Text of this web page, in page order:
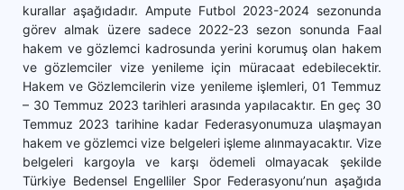
kurallar aşağıdadır. Ampute Futbol 2023-2024 sezonunda
görev almak üzere sadece 2022-23 sezon sonunda Faal
hakem ve gözlemci kadrosunda yerini korumuş olan hakem
ve gözlemciler vize yenileme için müracaat edebilecektir.
Hakem ve Gözlemcilerin vize yenileme işlemleri, 01 Temmuz
– 30 Temmuz 2023 tarihleri arasında yapılacaktır. En geç 30
Temmuz 2023 tarihine kadar Federasyonumuza ulaşmayan
hakem ve gözlemci vize belgeleri işleme alınmayacaktır. Vize
belgeleri kargoyla ve karşı ödemeli olmayacak şekilde
Türkiye Bedensel Engelliler Spor Federasyonu’nun aşağıda